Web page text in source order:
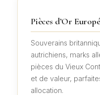
Pièces d’Or
Souverains
autrichiens, marks
pièces du Vieux
et de valeur,
allocation.